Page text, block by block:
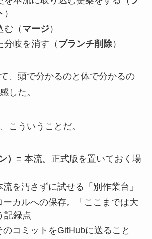
）
む（マージ）
分岐を消す（ ブランチ削除）
、頭で分かるのと体で分かるの
した。
こういうことだ。
） = 本流。正式版を置いておく場
流を汚さずに試せる「別作業台」
ーカルへの保存。「ここまでは大
記録点
のコミットをGitHubに送ること